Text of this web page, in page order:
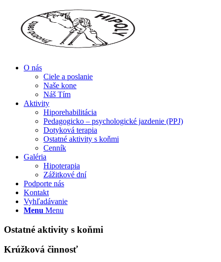
O nás
Ciele a poslanie
Naše kone
Náš Tím
Aktivity
Hiporehabilitácia
Pedagogicko – psychologické jazdenie (PPJ)
Dotyková terapia
Ostatné aktivity s koňmi
Cenník
Galéria
Hipoterapia
Zážitkové dní
Podporte nás
Kontakt
Vyhľadávanie
Menu Menu
Ostatné aktivity s koňmi
Krúžková činnosť